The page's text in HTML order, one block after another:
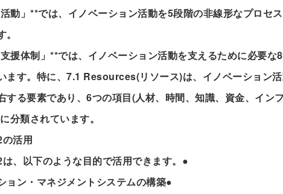
動」**では、イノベーション活動を5段階の非線形なプロセ
援体制」**では、イノベーション活動を支えるために必要な
ます。特に、7.1 Resources(リソース)は、イノベーション
する要素であり、6つの項目(人材、時間、知識、資金、イン
分類されています。
活用
、以下のような目的で活用できます。●
ョン・マネジメントシステムの構築●